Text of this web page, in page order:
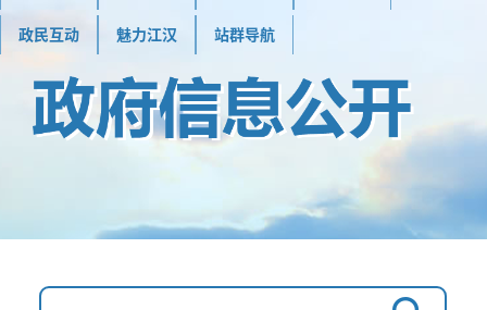
政民互动 魅力江汉 站群导航